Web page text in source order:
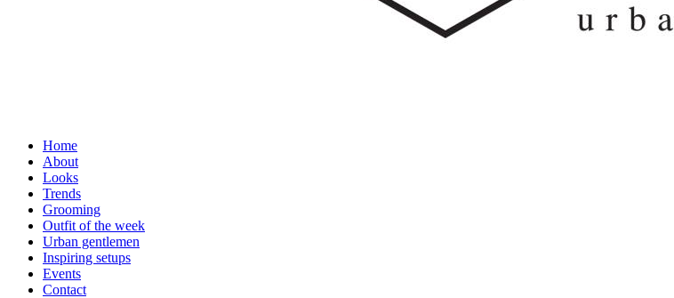
Home
About
Looks
Trends
Grooming
Outfit of the week
Urban gentlemen
Inspiring setups
Events
Contact